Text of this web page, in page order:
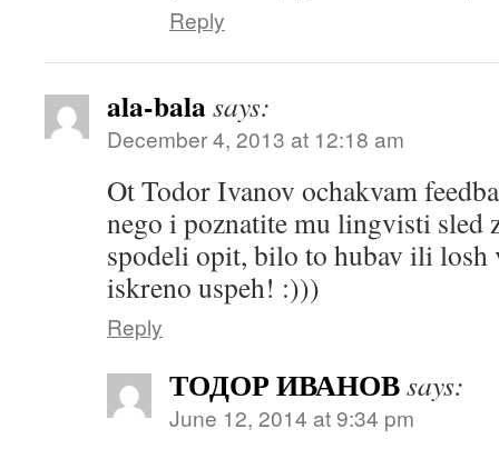
Reply
ala-balasays:
December 4, 2013 at 12:18 am
Ot Todor Ivanov ochakvam
nego i poznatite mu lingvisti sled
spodeli opit, bilo to hubav ili losh
iskreno uspeh! :)))
Reply
ТОДОР ИВАНОВsays:
June 12, 2014 at 9:34 pm